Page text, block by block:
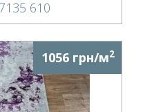
610
1056 грн/м2